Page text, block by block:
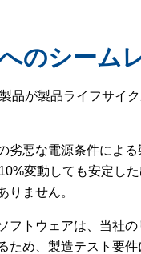
のシーム
品が製品ライフサイ
劣悪な電源条件によ
変動しても安定し
りません。
フトウェアは、当社
ため、製造テスト要